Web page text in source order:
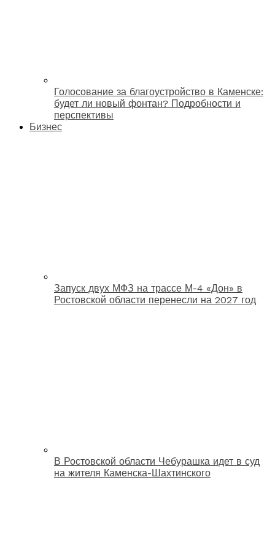
Голосование за благоустройство в Каменске:
будет ли новый фонтан? Подробности и
перспективы
Бизнес
Запуск двух МФЗ на трассе М-4 «Дон» в
Ростовской области перенесли на 2027 год
В Ростовской области Чебурашка идет в суд
на жителя Каменска-Шахтинского